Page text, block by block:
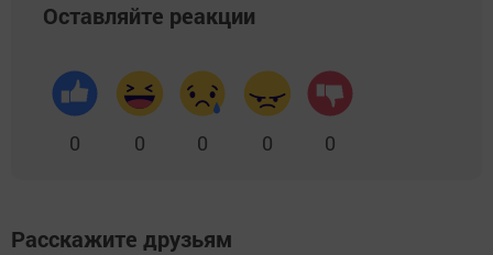
Оставляйте реакции
0 0 0 0 0
Расскажите друзьям